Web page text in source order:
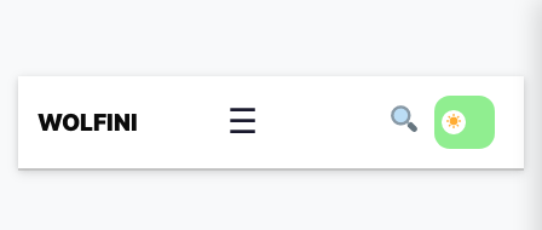
WOLFINI ☰